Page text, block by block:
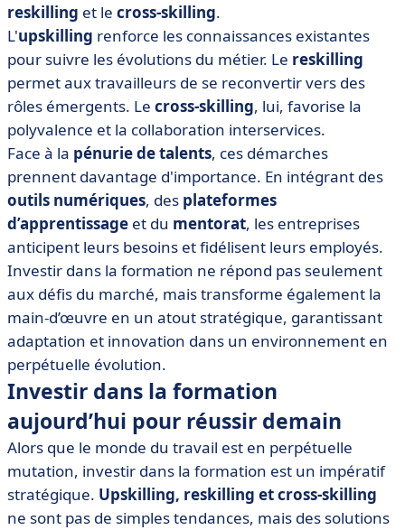
reskilling et le cross-skilling.
L'upskilling renforce les connaissances existantes
pour suivre les évolutions du métier. Le reskilling
permet aux travailleurs de se reconvertir vers des
rôles émergents. Le cross-skilling, lui, favorise la
polyvalence et la collaboration interservices.
Face à la pénurie de talents, ces démarches
prennent davantage d'importance. En intégrant des
outils numériques, des plateformes
d’apprentissage et du mentorat, les entreprises
anticipent leurs besoins et fidélisent leurs employés.
Investir dans la formation ne répond pas seulement
aux défis du marché, mais transforme également la
main-d’œuvre en un atout stratégique, garantissant
adaptation et innovation dans un environnement en
perpétuelle évolution.
Investir dans la formation
aujourd’hui pour réussir demain
Alors que le monde du travail est en perpétuelle
mutation, investir dans la formation est un impératif
stratégique. Upskilling, reskilling et cross-skilling
ne sont pas de simples tendances, mais des solutions